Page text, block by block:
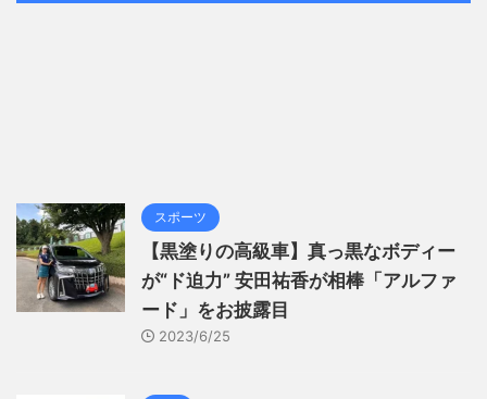
スポーツ
【黒塗りの高級車】真っ黒なボディー
が“ド迫力” 安田祐香が相棒「アルファ
ード」をお披露目
2023/6/25